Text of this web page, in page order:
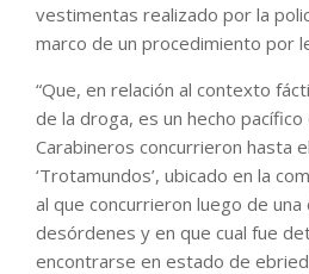
vestimentas realizado por la
marco de un procedimiento por
“Que, en relación al contexto
de la droga, es un hecho
Carabineros concurrieron hasta
‘Trotamundos’, ubicado en la
al que concurrieron luego de una
desórdenes y en que cual fue
encontrarse en estado de